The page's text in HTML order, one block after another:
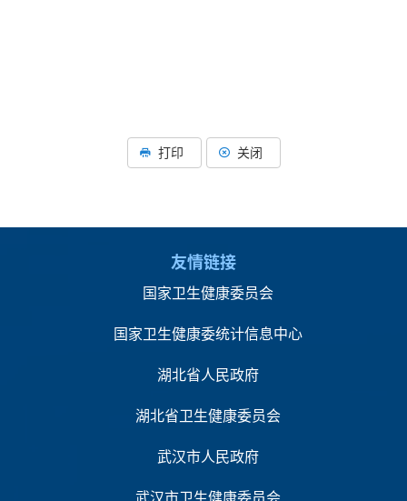
打印 关闭
友情链接
国家卫生健康委员会
国家卫生健康委统计信息中心
湖北省人民政府
湖北省卫生健康委员会
武汉市人民政府